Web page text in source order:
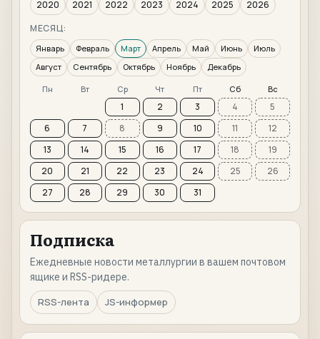
2020
2021 2022 2023 2024 2025
2026
МЕСЯЦ:
Январь Февраль Март Апрель Май Июнь
Июль
Август
Сентябрь Октябрь Ноябрь Декабрь
Пн Вт Ср Чт Пт Сб Вс
1 2 3 4
5
6
7 8 9 10 11
12
13
14 15 16 17 18
19
20
21 22 23 24 25
26
27
28 29 30 31
Подписка
Ежедневные новости металлургии в вашем почтовом
ящике и RSS-ридере.
RSS-лента
JS-информер